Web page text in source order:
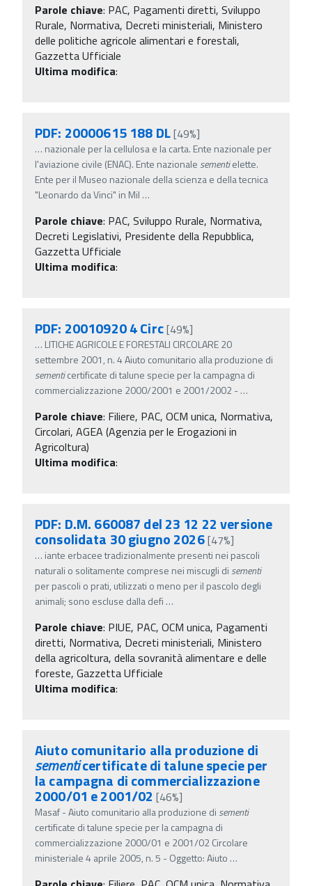
Parole chiave: PAC, Pagamenti diretti, Sviluppo
Rurale, Normativa, Decreti ministeriali, Ministero
delle politiche agricole alimentari e forestali,
Gazzetta Ufficiale
Ultima modifica:
PDF: 20000615 188 DL[49%]
… nazionale per la cellulosa e la carta. Ente nazionale per
l'aviazione civile (ENAC). Ente nazionale sementielette.
Ente per il Museo nazionale della scienza e della tecnica
"Leonardo da Vinci" in Mil …
Parole chiave: PAC, Sviluppo Rurale, Normativa,
Decreti Legislativi, Presidente della Repubblica,
Gazzetta Ufficiale
Ultima modifica:
PDF: 20010920 4 Circ[49%]
… LITICHE AGRICOLE E FORESTALI CIRCOLARE 20
settembre 2001, n. 4 Aiuto comunitario alla produzione di
sementicertificate di talune specie per la campagna di
commercializzazione 2000/2001 e 2001/2002 -…
Parole chiave: Filiere, PAC, OCM unica, Normativa,
Circolari, AGEA (Agenzia per le Erogazioni in
Agricoltura)
Ultima modifica:
PDF: D.M. 660087 del 23 12 22 versione
consolidata 30 giugno 2026[47%]
… iante erbacee tradizionalmente presenti nei pascoli
naturali o solitamente comprese nei miscugli di sementi
per pascoli o prati, utilizzati o meno per il pascolo degli
animali; sono escluse dalla defi …
Parole chiave: PIUE, PAC, OCM unica, Pagamenti
diretti, Normativa, Decreti ministeriali, Ministero
della agricoltura, della sovranità alimentare e delle
foreste, Gazzetta Ufficiale
Ultima modifica:
Aiuto comunitario alla produzione di
sementicertificate di talune specie per
la campagna di commercializzazione
2000/01 e 2001/02 [46%]
Masaf - Aiuto comunitario alla produzione di sementi
certificate di talune specie per la campagna di
commercializzazione 2000/01 e 2001/02 Circolare
ministeriale 4 aprile 2005, n. 5 - Oggetto: Aiuto …